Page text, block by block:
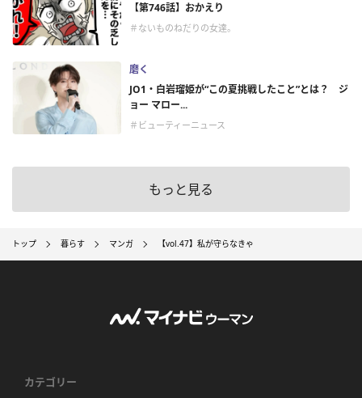
【第746話】おかえり
＃ないものねだりの女達。
磨く
JO1・白岩瑠姫が“この夏挑戦したこと”とは？ ジ
ョー マロー...
＃ビューティーニュース
もっと見る
トップ 暮らす マンガ 【vol.47】私が守らなきゃ
カテゴリー